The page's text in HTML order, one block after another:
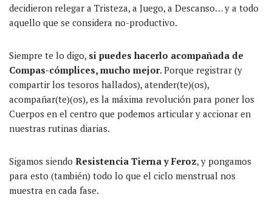
decidieron relegar a Tristeza, a Juego, a Descanso… y a todo
aquello que se considera no-productivo.
Siempre te lo digo, si puedes hacerlo acompañada de
Compas-cómplices, mucho mejor. Porque registrar (y
compartir los tesoros hallados), atender(te)(os),
acompañar(te)(os), es la máxima revolución para poner los
Cuerpos en el centro que podemos articular y accionar en
nuestras rutinas diarias.
Sigamos siendo Resistencia Tierna y Feroz, y pongamos
para esto (también) todo lo que el ciclo menstrual nos
muestra en cada fase.